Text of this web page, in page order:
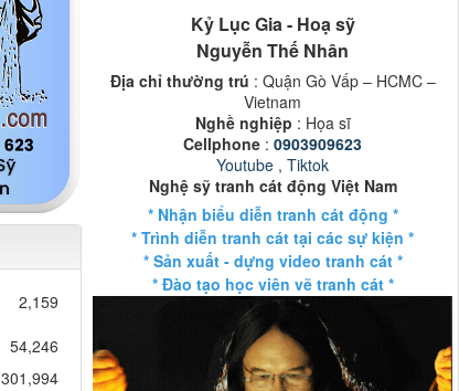
Kỷ Lục Gia - Hoạ sỹ
Nguyễn Thế Nhân
Địa chỉ thường trú : Quận Gò Vấp – HCMC –
Vietnam
Nghề nghiệp : Họa sĩ
Cellphone :0903909623
Youtube ,Tiktok
Nghệ sỹ tranh cát động Việt Nam
* Nhận biểu diễn tranh cát động *
* Trình diễn tranh cát tại các sự kiện *
* Sản xuất - dựng video tranh cát *
* Đào tạo học viên vẽ tranh cát *
2,159
54,246
301,994